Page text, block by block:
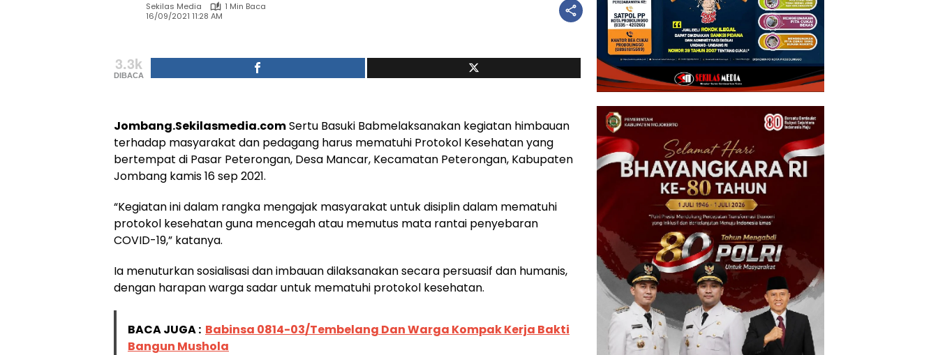
Sekilas Media
1 Min Baca
16/09/2021 11:28 AM
3.3k
DIBACA
Jombang.Sekilasmedia.comSertu Basuki Babmelaksanakan kegiatan himbauan
terhadap masyarakat dan pedagang harus mematuhi Protokol Kesehatan yang
bertempat di Pasar Peterongan, Desa Mancar, Kecamatan Peterongan, Kabupaten
Jombang kamis 16 sep 2021.
“Kegiatan ini dalam rangka mengajak masyarakat untuk disiplin dalam mematuhi
protokol kesehatan guna mencegah atau memutus mata rantai penyebaran
COVID-19,” katanya.
Ia menuturkan sosialisasi dan imbauan dilaksanakan secara persuasif dan humanis,
dengan harapan warga sadar untuk mematuhi protokol kesehatan.
BACA JUGA : Babinsa 0814-03/Tembelang Dan Warga Kompak Kerja Bakti
Bangun Mushola